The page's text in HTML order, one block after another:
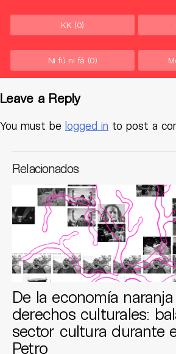
KK (0)
Ni fú ni fá (0)
Leave a Reply
You must be logged in to post a
Relacionados
De la economía
derechos culturales:
sector cultura durante
Petro